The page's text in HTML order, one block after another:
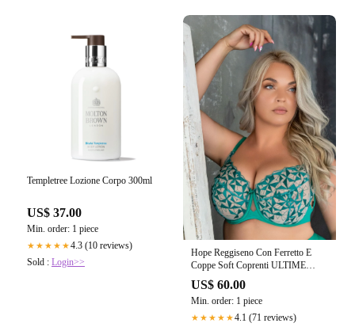
Templetree Lozione Corpo 300ml
US$ 37.00
Min. order: 1 piece
★★★★★4.3 (10 reviews)
Sold : Login>>
Hope Reggiseno Con Ferretto E
Coppe Soft Coprenti ULTIME
TAGLIE PRONTA CONSEGNA
US$ 60.00
Min. order: 1 piece
★★★★★4.1 (71 reviews)